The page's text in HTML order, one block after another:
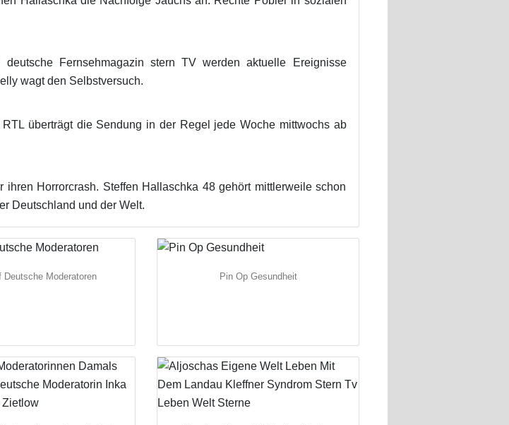
Fernsehmagazin stern TV werden aktuelle Ereignisse
wagt den Selbstversuch.
überträgt die Sendung in der Regel jede Woche mittwochs ab
Horrorcrash. Steffen Hallaschka 48 gehört mittlerweile schon
Deutschland und der Welt.
Deutsche Moderatoren Pin Op Gesundheit